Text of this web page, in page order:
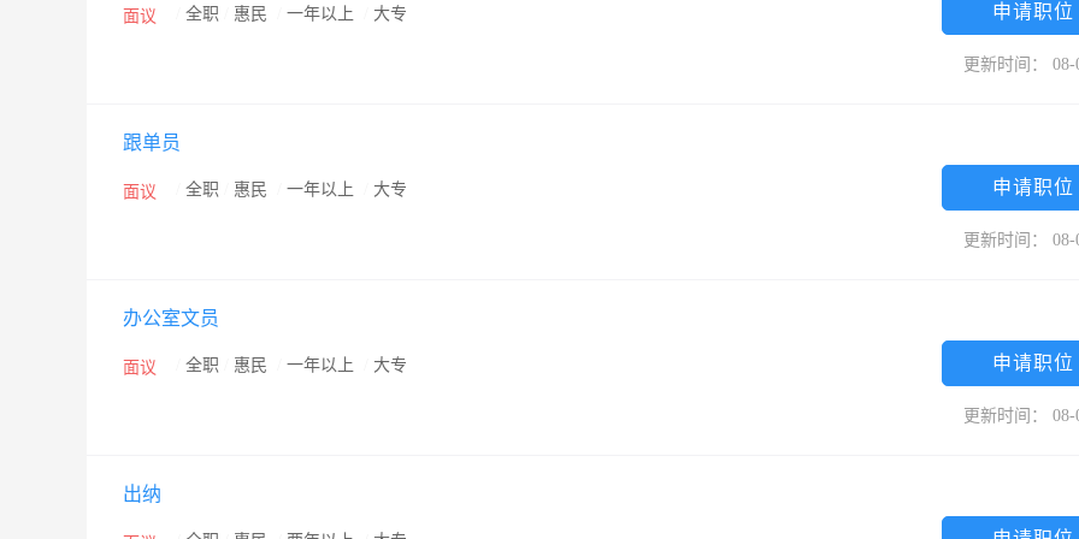
面议 全职 惠民 一年以上 大专 申请职位
更新时间： 08-
跟单员
面议 全职 惠民 一年以上 大专 申请职位
更新时间： 08-
办公室文员
面议 全职 惠民 一年以上 大专 申请职位
更新时间： 08-
出纳